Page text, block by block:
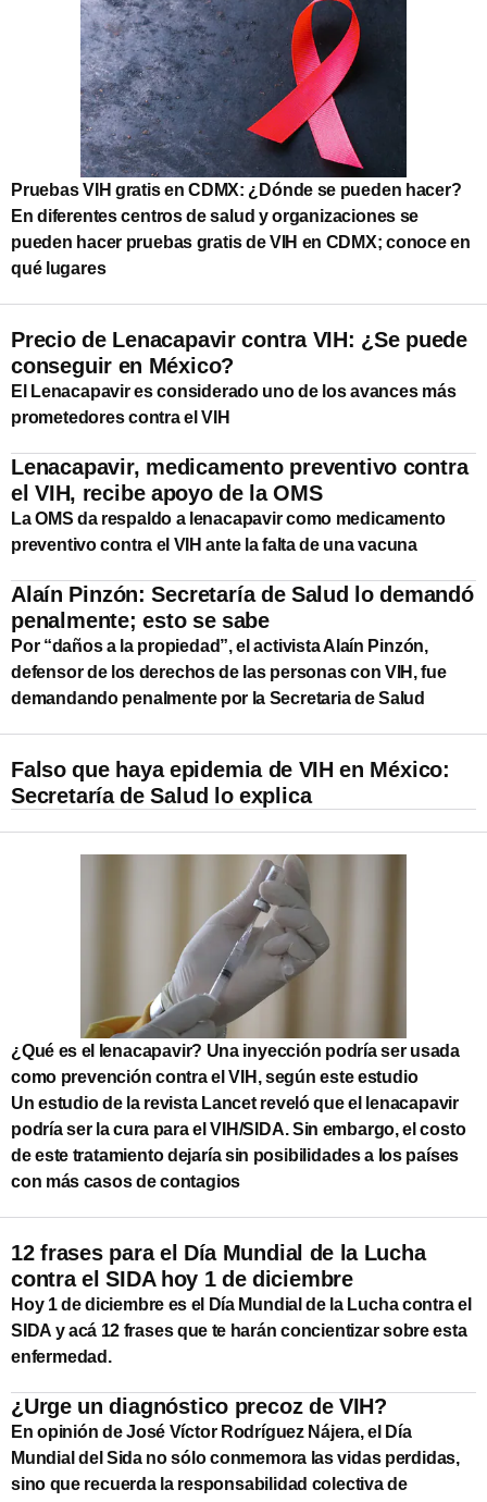
Pruebas VIH gratis en CDMX: ¿Dónde se pueden hacer?
En diferentes centros de salud y organizaciones se
pueden hacer pruebas gratis de VIH en CDMX; conoce en
qué lugares
Precio de Lenacapavir contra VIH: ¿Se puede
conseguir en México?
El Lenacapavir es considerado uno de los avances más
prometedores contra el VIH
Lenacapavir, medicamento preventivo contra
el VIH, recibe apoyo de la OMS
La OMS da respaldo a lenacapavir como medicamento
preventivo contra el VIH ante la falta de una vacuna
Alaín Pinzón: Secretaría de Salud lo demandó
penalmente; esto se sabe
Por “daños a la propiedad”, el activista Alaín Pinzón,
defensor de los derechos de las personas con VIH, fue
demandando penalmente por la Secretaria de Salud
Falso que haya epidemia de VIH en México:
Secretaría de Salud lo explica
¿Qué es el lenacapavir? Una inyección podría ser usada
como prevención contra el VIH, según este estudio
Un estudio de la revista Lancet reveló que el lenacapavir
podría ser la cura para el VIH/SIDA. Sin embargo, el costo
de este tratamiento dejaría sin posibilidades a los países
con más casos de contagios
12 frases para el Día Mundial de la Lucha
contra el SIDA hoy 1 de diciembre
Hoy 1 de diciembre es el Día Mundial de la Lucha contra el
SIDA y acá 12 frases que te harán concientizar sobre esta
enfermedad.
¿Urge un diagnóstico precoz de VIH?
En opinión de José Víctor Rodríguez Nájera, el Día
Mundial del Sida no sólo conmemora las vidas perdidas,
sino que recuerda la responsabilidad colectiva de